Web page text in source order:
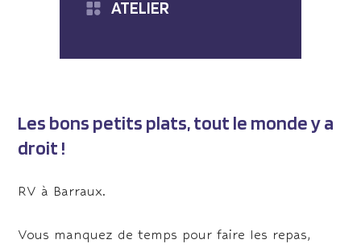
Les bons petits plats, tout le monde y a
droit !
RV à Barraux.
Vous manquez de temps pour faire les repas,
ATELIER